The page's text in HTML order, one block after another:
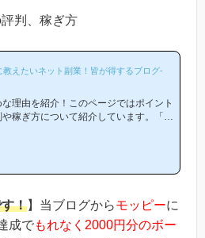
判、稼ぎ方
えたいネット副業！皆が得するブログ-
理由を紹介！このページではポイント
稼ぎ方について紹介しています。「ハ
はほんの数分で簡単にできるので、下
！】当ブログからモッピーに
成でもれなく2000円分のボー